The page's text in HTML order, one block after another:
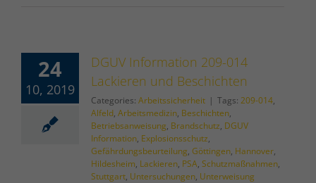
24
10, 2019
DGUV Information 209-014
Lackieren und Beschichten
Categories: Arbeitssicherheit | Tags: 209-014,
Alfeld, Arbeitsmedizin, Beschichten,
Betriebsanweisung, Brandschutz, DGUV
Information, Explosionsschutz,
Gefährdungsbeurteilung, Göttingen, Hannover,
Hildesheim, Lackieren, PSA, Schutzmaßnahmen,
Stuttgart, Untersuchungen, Unterweisung